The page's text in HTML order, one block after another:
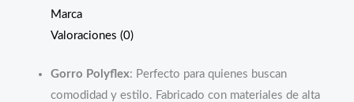
Marca
Valoraciones (0)
Gorro Polyflex: Perfecto para quienes buscan
comodidad y estilo. Fabricado con materiales de alta